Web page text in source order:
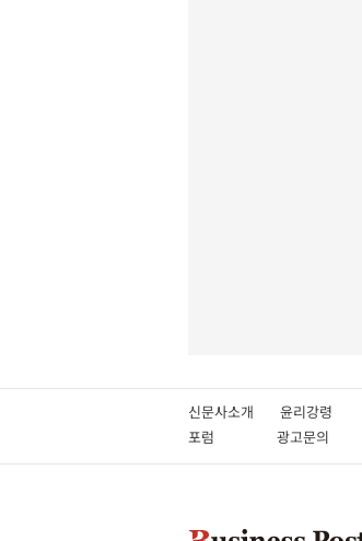
신문사소개 윤리강령
포럼
광고문의